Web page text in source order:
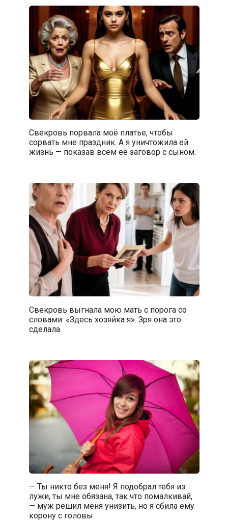
Свекровь порвала моё платье, чтобы
сорвать мне праздник. А я уничтожила ей
жизнь — показав всем её заговор с сыном.
Свекровь выгнала мою мать с порога со
словами: «Здесь хозяйка я». Зря она это
сделала.
— Ты никто без меня! Я подобрал тебя из
лужи, ты мне обязана, так что помалкивай,
— муж решил меня унизить, но я сбила ему
корону с головы